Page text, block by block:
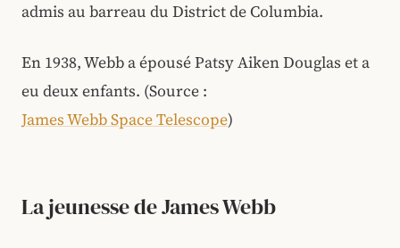
admis au barreau du District de Columbia.
En 1938, Webb a épousé Patsy Aiken Douglas et a
eu deux enfants. (Source :
James Webb Space Telescope)
La jeunesse de James Webb